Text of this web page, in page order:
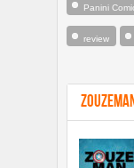
Panini
review